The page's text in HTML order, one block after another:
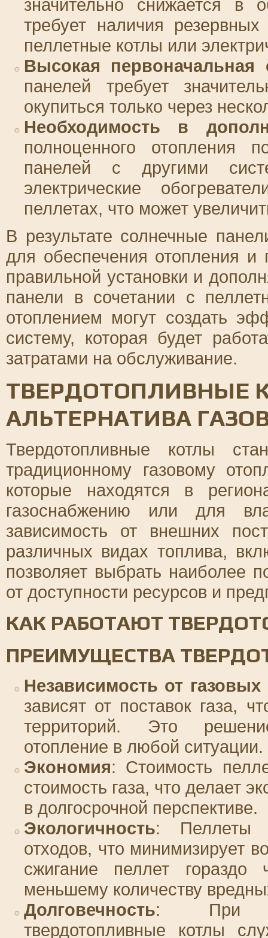
значительно снижается
требует наличия
пеллетные котлы или
Высокая первоначальная
панелей требует
окупиться только через
Необходимость в
полноценного отопления
панелей с другими
электрические
пеллетах, что может
В результате солнечные
для обеспечения отопления
правильной установки и
панели в сочетании с
отоплением могут создать
систему, которая будет
затратами на обслуживание.
ТВЕРДОТОПЛИВНЫЕ
АЛЬТЕРНАТИВА
Твердотопливные котлы
традиционному газовому
которые находятся в
газоснабжению или для
зависимость от внешних
различных видах топлива,
позволяет выбрать наиболее
от доступности ресурсов и
КАК РАБОТАЮТ
ПРЕИМУЩЕСТВА
Независимость от газовых
зависят от поставок газа,
территорий. Это
отопление в любой ситуации.
Экономия: Стоимость
стоимость газа, что делает
в долгосрочной перспективе.
Экологичность: Пеллеты
отходов, что минимизирует
сжигание пеллет
меньшему количеству
Долговечность: При
твердотопливные котлы